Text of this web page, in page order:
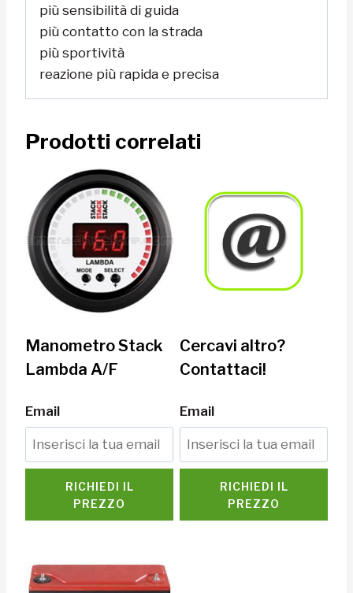
più sensibilità di guida
più contatto con la strada
più sportività
reazione più rapida e precisa
Prodotti correlati
Manometro Stack
Lambda A/F
Email
RICHIEDI IL
PREZZO
Cercavi altro?
Contattaci!
Email
RICHIEDI IL
PREZZO